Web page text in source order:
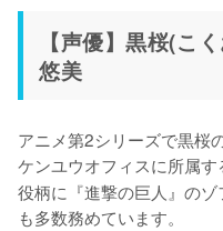
【声優】黒桜(こ
悠美
アニメ第2シリーズで黒桜
ケンユウオフィスに所属す
役柄に『進撃の巨人』の
も多数務めています。